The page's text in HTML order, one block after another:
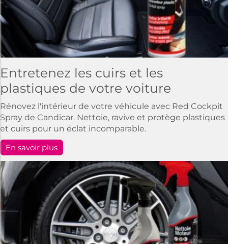
Entretenez les cuirs et les
plastiques de votre voiture
Rénovez l'intérieur de votre véhicule avec Red Cockpit
Spray de Candicar. Nettoie, ravive et protège plastiques
et cuirs pour un éclat incomparable.
En savoir plus